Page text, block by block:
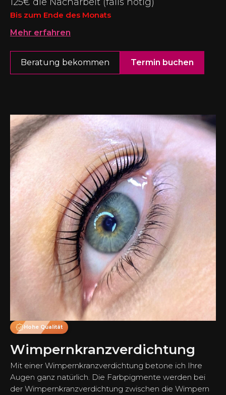
Bis zum Ende des Monats
Mehr erfahren
Beratung bekommen Termin buchen
Hohe Qualität
Wimpernkranzverdichtung
Mit einer Wimpernkranzverdichtung betone ich Ihre
Augen ganz natürlich. Die Farbpigmente werden bei
der Wimpernkranzverdichtung zwischen die Wimpern